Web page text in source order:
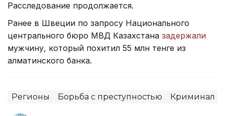
Расследование продолжается.
Ранее в Швеции по запросу Национального
центрального бюро МВД Казахстана задержали
мужчину, который похитил 55 млн тенге из
алматинского банка.
Регионы Борьба с преступностью Криминал